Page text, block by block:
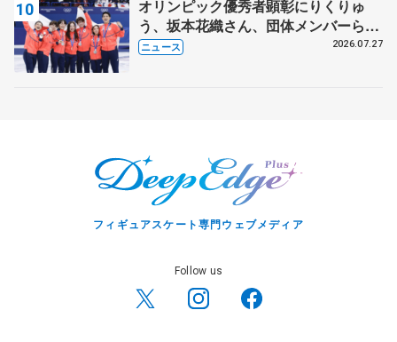
オリンピック優秀者顕彰にりくりゅ
う、坂本花織さん、団体メンバーら
8月7日に文科省が表彰式、ブルーノ・
ニュース 2026.07.27
フィギュアスケート専門ウェブメディア
Follow us